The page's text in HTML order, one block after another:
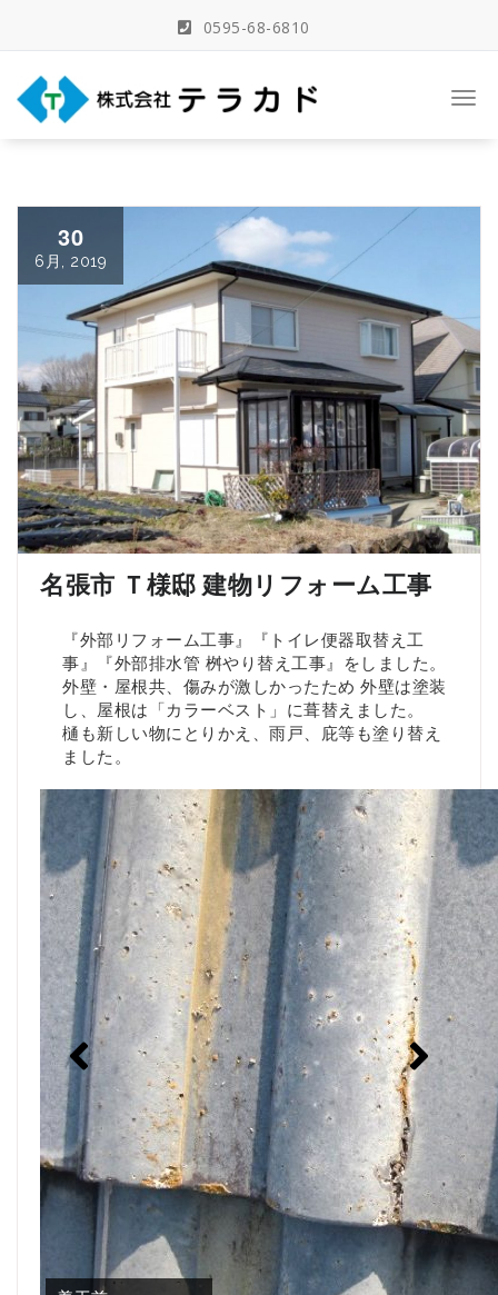
content
0595-68-6810
三重県名張市の建築事務所
30
6月, 2019
名張市 Ｔ様邸 建物リフォーム工事
『外部リフォーム工事』『トイレ便器取替え工
事』『外部排水管 桝やり替え工事』をしました。
外壁・屋根共、傷みが激しかったため 外壁は塗装
し、屋根は「カラーベスト」に葺替えました。
樋も新しい物にとりかえ、雨戸、庇等も塗り替え
ました。